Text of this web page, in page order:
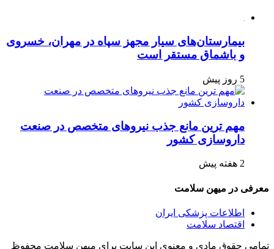
بیمارستان‌های سیار مجهز سپاه در مهران، خسروی
و باشماق مستقر است
5 روز پیش
مهم ترین مانع جذب نیروهای متخصص در صنعت
داروسازی کشور
2 هفته پیش
معرفی در میهن سلامت
اطلاعات پزشکی ایران
اقتصاد سلامت
تمامی حقوق مادی و معنوی این سایت برای میهن سلامت محفوظ